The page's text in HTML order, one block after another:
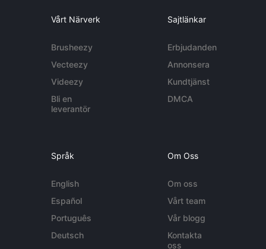
Vårt Närverk
Brusheezy
Vecteezy
Videezy
Bli en
leverantör
Sajtlänkar
Erbjudanden
Annonsera
Kundtjänst
DMCA
Språk
English
Español
Português
Deutsch
Om Oss
Om oss
Vårt team
Vår blogg
Kontakta
oss